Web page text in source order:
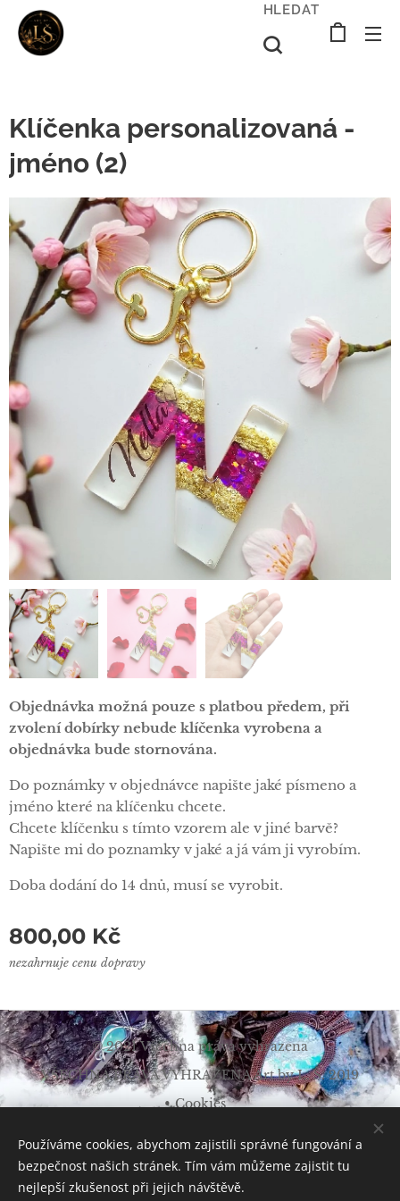
HLEDAT
Klíčenka personalizovaná -
jméno (2)
Objednávka možná pouze s platbou předem, při
zvolení dobírky nebude klíčenka vyrobena a
objednávka bude stornována.
Do poznámky v objednávce napište jaké písmeno a
jméno které na klíčenku chcete.
Chcete klíčenku s tímto vzorem ale v jiné barvě?
Napište mi do poznamky v jaké a já vám ji vyrobím.
Doba dodání do 14 dnů, musí se vyrobit.
800,00 Kč
nezahrnuje cenu dopravy
© 2021 Všechna práva vyhrazena
VŠECHNA PRÁVA VYHRAZENA Art by L. Š. 2019
Cookies
Měna
CZK Kč
EUR €
Používáme cookies, abychom zajistili správné fungování a
bezpečnost našich stránek. Tím vám můžeme zajistit tu
nejlepší zkušenost při jejich návštěvě.